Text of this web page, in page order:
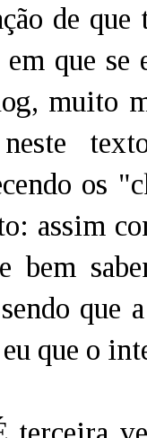
de
em que se
muito
os
assim
bem
que
que o